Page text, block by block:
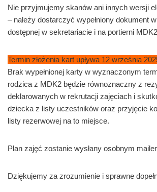
Nie przyjmujemy skanów ani innych wersji
– należy dostarczyć wypełniony dokument
dostępnej w sekretariacie i na portierni MDK2
Termin złożenia kart upływa 12 września
Brak wypełnionej karty w wyznaczonym
rodzica z MDK2 będzie równoznaczny z
deklarowanych w rekrutacji zajęciach i
dziecka z listy uczestników oraz przyjęcie
listy rezerwowej na to miejsce.
Plan zajęć zostanie wysłany osobnym
Dziękujemy za zrozumienie i sprawne